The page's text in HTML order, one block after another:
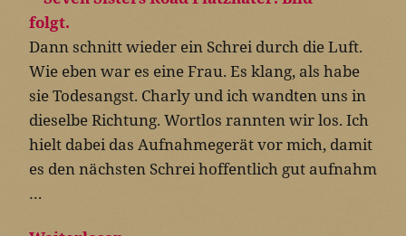
Dann schnitt wieder ein Schrei durch die Luft.
Wie eben war es eine Frau. Es klang, als habe
sie Todesangst. Charly und ich wandten uns in
dieselbe Richtung. Wortlos rannten wir los. Ich
hielt dabei das Aufnahmegerät vor mich, damit
es den nächsten Schrei hoffentlich gut aufnahm
…